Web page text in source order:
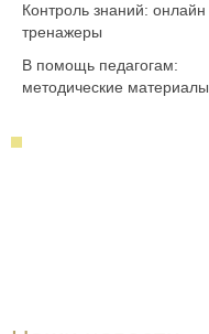
Контроль знаний: онлайн
тренажеры
В помощь педагогам:
методические материалы